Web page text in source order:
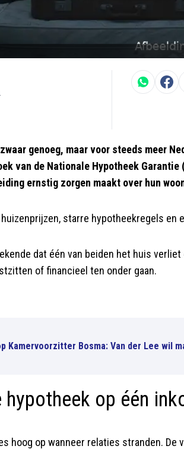
genoeg, maar voor steeds meer
van de Nationale Hypotheek
ernstig zorgen maakt over hun
starre hypotheekregels en
dat één van beiden het huis
of financieel ten onder gaan.
Kamervoorzitter Bosma: Van der Lee wil
op één
hoog op wanneer relaties stranden.